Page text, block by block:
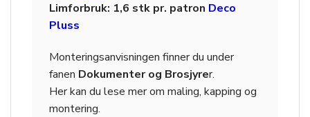
Limforbruk: 1,6 stk pr. patron Deco
Pluss
Monteringsanvisningen finner du under
fanen Dokumenter og Brosjyrer.
Her kan du lese mer om maling, kapping og
montering.